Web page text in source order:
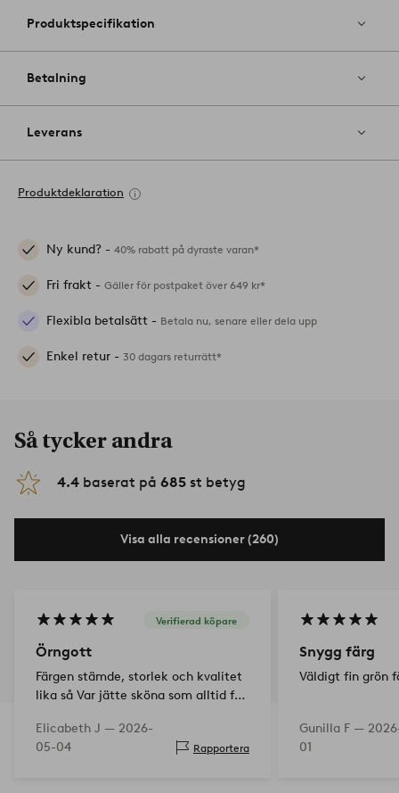
Produktspecifikation
Betalning
Leverans
Produktdeklaration
Ny kund? - 40% rabatt på dyraste varan*
Fri frakt - Gäller för postpaket över 649 kr*
Flexibla betalsätt - Betala nu, senare eller dela upp
Enkel retur - 30 dagars returrätt*
Så tycker andra
4.4 baserat på 685 st betyg
Visa alla recensioner (260)
Verifierad köpare
Örngott
Färgen stämde, storlek och kvalitet
lika så Var jätte sköna som alltid få
Elicabeth J — 2026-
05-04
Rapportera
Snygg färg
Väldigt fin grön
Gunilla F —
01